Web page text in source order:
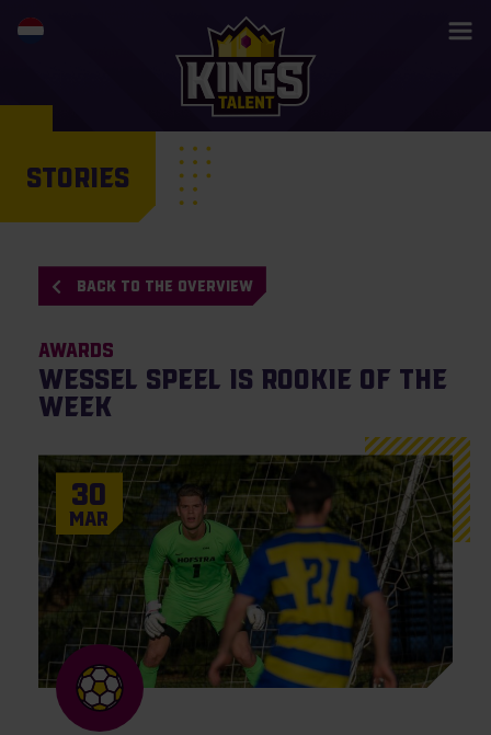
STORIES
BACK TO THE OVERVIEW
Awards
Wessel Speel is Rookie of the
Week
30
Mar